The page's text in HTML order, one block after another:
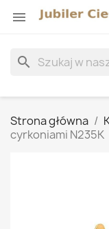

search
Strona główna
cyrkoniami N235K